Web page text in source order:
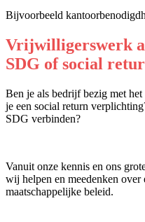
Bijvoorbeeld
Vrijwilligerswerk
SDG of social
Ben je als bedrijf bezig met
je een social return
SDG verbinden?
Vanuit onze kennis en ons
wij helpen en meedenken
maatschappelijke beleid.